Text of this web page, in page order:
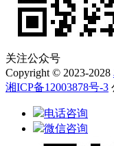
关注公众号
Copyright © 2023-2028
湘ICP备12003878号-3
电话咨询
微信咨询